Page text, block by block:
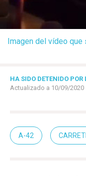
Imagen del vídeo
HA SIDO DETENIDO
Actualizado a 10/09/2020
A-42